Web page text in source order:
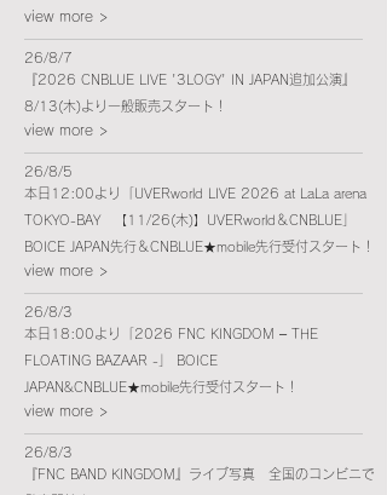
view more >
26/8/7
『2026 CNBLUE LIVE '3LOGY' IN JAPAN追加公演』
8/13(木)より一般販売スタート！
view more >
26/8/5
本日12:00より「UVERworld LIVE 2026 at LaLa arena
TOKYO-BAY 【11/26(木)】UVERworld＆CNBLUE」
BOICE JAPAN先行＆CNBLUE★mobile先行受付スタート！
view more >
26/8/3
本日18:00より「2026 FNC KINGDOM – THE
FLOATING BAZAAR -」 BOICE
JAPAN&CNBLUE★mobile先行受付スタート！
view more >
26/8/3
『FNC BAND KINGDOM』ライブ写真 全国のコンビニで